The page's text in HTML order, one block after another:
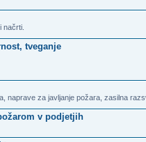
načrti.
tveganje
naprave za javljanje požara, zasilna
v podjetjih